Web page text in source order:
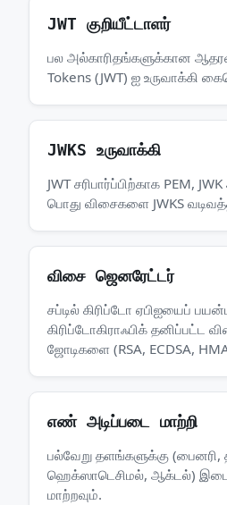
JWT குறியீட்டாளர்
பல அல்காரிதங்களுக்கான
Tokens (JWT) ஐ உருவாக்கி
JWKS உருவாக்கி
JWT சரிபார்ப்பிற்காக PEM,
பொது விசைகளை JWKS
விசை ஜெனரேட்டர்
சப்டில் கிரிப்டோ ஏபிஐயைப்
கிரிப்டோகிராஃபிக் தனிப்பட்ட
ஜோடிகளை (RSA, ECDSA,
எண் அடிப்படை மாற்றி
பல்வேறு தளங்களுக்கு (பைனரி,
ஹெக்ஸாடெசிமல், ஆக்டல்)
மாற்றவும்.